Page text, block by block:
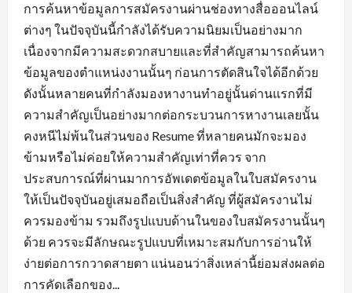
การค้นหาข้อมูลการสมัครงานผ่านช่องทางสื่อออนไลน์
ต่างๆ ในปัจจุบันนี้กำลังได้รับความนิยมเป็นอย่างมาก
เนื่องจากมีความสะดวกสบายและที่สำคัญสามารถค้นหา
ข้อมูลของตำแหน่งงานนั้นๆ ก่อนการตัดสินใจได้อีกด้วย
ดังนั้นหลายคนที่กำลังมองหางานทำอยู่นั้นด่านแรกที่มี
ความสำคัญเป็นอย่างมากต่อกระบวนการหางานเลยนั้น
คงหนีไม่พ้นในส่วนของ Resume ที่หลายคนมักจะมอง
ข้ามหรือไม่ค่อยให้ความสำคัญเท่าที่ควร จาก
ประสบการณ์ที่ผ่านมาการอัพเดตข้อมูลในใบสมัครงาน
ให้เป็นปัจจุบันอยู่เสมอถือเป็นสิ่งสำคัญ ที่ผู้สมัครงานไม่
ควรมองข้าม รวมถึงรูปแบบด้านในของใบสมัครงานนั้นๆ
ด้วย ควรจะมีลักษณะรูปแบบที่เหมาะสมกับการอ่านให้
ง่ายต่อการกวาดสายตา แน่นอนว่าสิ่งเหล่านี้ย่อมส่งผลต่อ
การคัดเลือกของ...